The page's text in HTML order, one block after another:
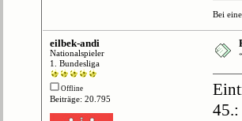
Bei
eilbek-andi
Nationalspieler
1. Bundesliga
Offline
Beiträge: 20.795